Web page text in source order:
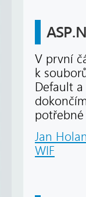
V první
k
Default
Jan
WIF